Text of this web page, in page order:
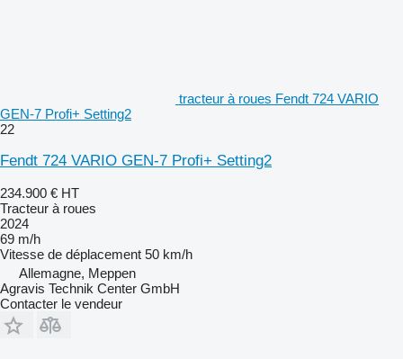
tracteur à roues Fendt 724 VARIO
GEN-7 Profi+ Setting2
22
Fendt 724 VARIO GEN-7 Profi+ Setting2
234.900 € HT
Tracteur à roues
2024
69 m/h
Vitesse de déplacement 50 km/h
Allemagne, Meppen
Agravis Technik Center GmbH
Contacter le vendeur